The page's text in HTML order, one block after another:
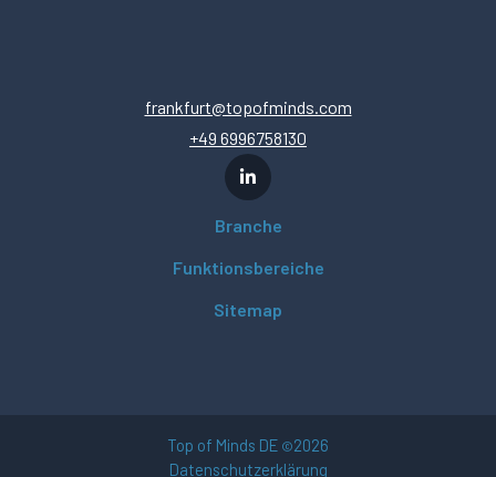
frankfurt@topofminds.com
+49 6996758130
Branche
Funktionsbereiche
Sitemap
Top of Minds DE ©2026
Datenschutzerklärung